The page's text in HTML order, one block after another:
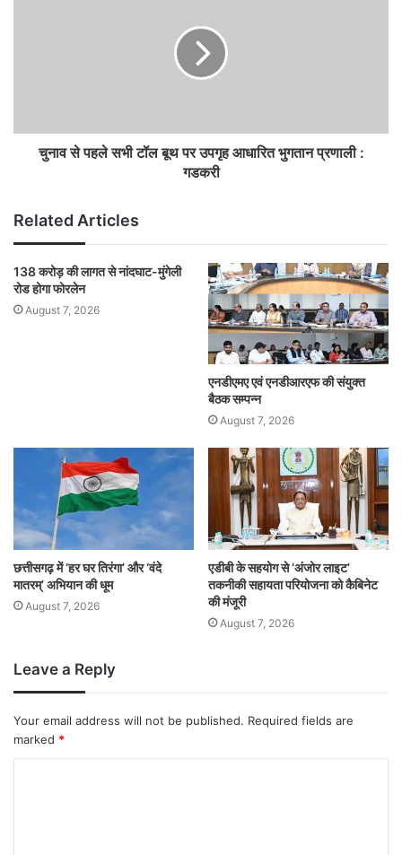
चुनाव से पहले सभी टॉल बूथ पर उपगृह आधारित भुगतान प्रणाली :
गडकरी
Related Articles
138 करोड़ की लागत से नांदघाट-मुंगेली
रोड होगा फोरलेन
August 7, 2026
एनडीएमए एवं एनडीआरएफ की संयुक्त
बैठक सम्पन्न
August 7, 2026
छत्तीसगढ़ में ‘हर घर तिरंगा’ और ‘वंदे
मातरम्’ अभियान की धूम
August 7, 2026
एडीबी के सहयोग से ‘अंजोर लाइट’
तकनीकी सहायता परियोजना को कैबिनेट
की मंजूरी
August 7, 2026
Leave a Reply
Your email address will not be published. Required fields are
marked *